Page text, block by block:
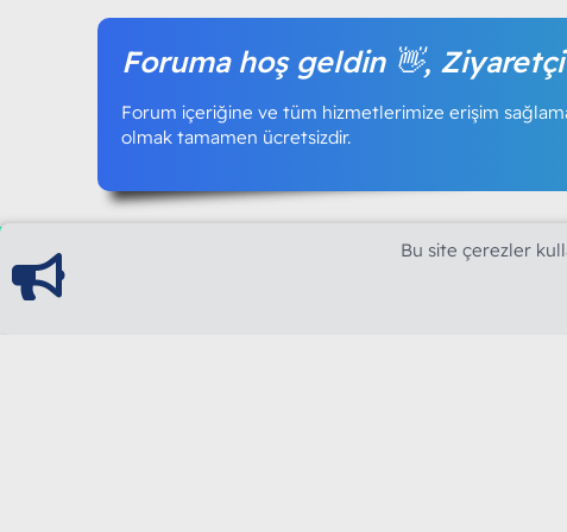
Foruma hoş geldin 👋, Ziyaretçi
Forum içeriğine ve tüm hizmetlerimize erişim
olmak tamamen ücretsizdir.
Bu site çerezler